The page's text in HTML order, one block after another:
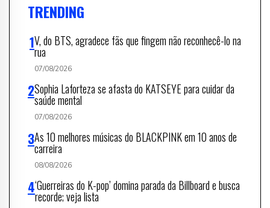
TRENDING
V, do BTS, agradece fãs que fingem não reconhecê-lo na
rua
07/08/2026
Sophia Laforteza se afasta do KATSEYE para cuidar da
saúde mental
07/08/2026
As 10 melhores músicas do BLACKPINK em 10 anos de
carreira
08/08/2026
‘Guerreiras do K-pop’ domina parada da Billboard e busca
recorde; veja lista